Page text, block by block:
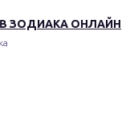
ЗОДИАКА ОНЛАЙН